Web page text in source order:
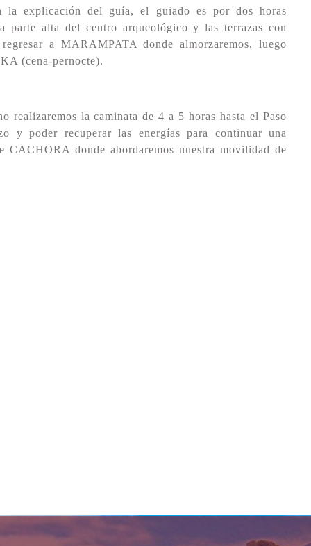
la explicación del guía, el guiado es por dos horas
parte alta del centro arqueológico y las terrazas con
a MARAMPATA donde almorzaremos, luego
(cena-pernocte).
realizaremos la caminata de 4 a 5 horas hasta el Paso
y poder recuperar las energías para continuar una
donde abordaremos nuestra movilidad de